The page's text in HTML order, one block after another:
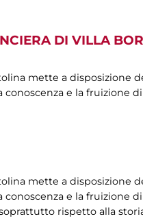
DI VILLA
mette a disposizione
e la fruizione
mette a disposizione
e la fruizione
rispetto alla